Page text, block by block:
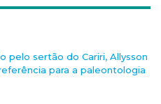
pelo sertão do Cariri, Allysson
para a paleontologia